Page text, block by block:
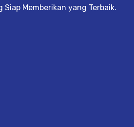
Memberikan yang Terbaik.